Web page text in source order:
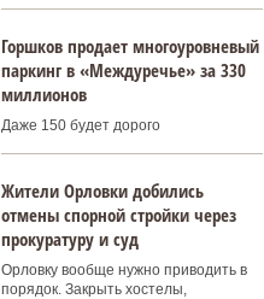
Горшков продает многоуровневый
паркинг в «Междуречье» за 330
миллионов
Даже 150 будет дорого
Жители Орловки добились
отмены спорной стройки через
прокуратуру и суд
Орловку вообще нужно приводить в
порядок. Закрыть хостелы,